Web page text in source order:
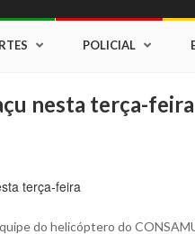
POLICIAL
nesta terça-feira
do helicóptero do